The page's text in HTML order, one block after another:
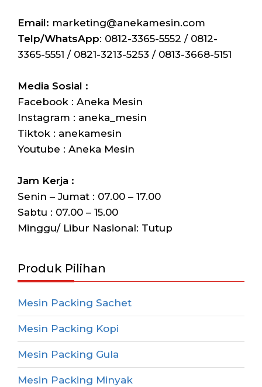
Email: marketing@anekamesin.com
Telp/WhatsApp: 0812-3365-5552 / 0812-
3365-5551 / 0821-3213-5253 / 0813-3668-5151
Media Sosial :
Facebook : Aneka Mesin
Instagram : aneka_mesin
Tiktok : anekamesin
Youtube : Aneka Mesin
Jam Kerja :
Senin – Jumat : 07.00 – 17.00
Sabtu : 07.00 – 15.00
Minggu/ Libur Nasional: Tutup
Produk Pilihan
Mesin Packing Sachet
Mesin Packing Kopi
Mesin Packing Gula
Mesin Packing Minyak